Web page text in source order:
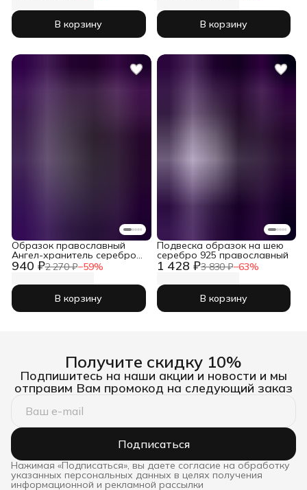
В корзину В корзину
940 ₽2 270 ₽−59%
Образок православный
Ангел-хранитель серебро
925 проба
В корзину
1 428 ₽3 830 ₽−63%
Подвеска образок на шею
серебро 925 православный
В корзину
Получите скидку 10%
Подпишитесь на наши акции и новости и мы
отправим Вам промокод на следующий заказ
Подписаться
Нажимая «Подписаться», вы даете согласие на обработку
указанных персональных данных в целях получения
информационной и рекламной рассылки